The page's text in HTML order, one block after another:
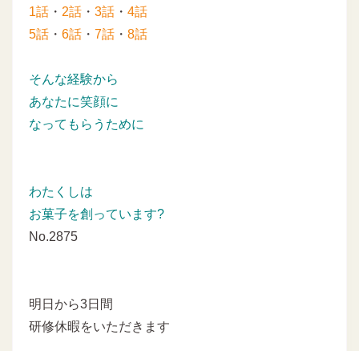
1話 ・ 2話 ・ 3話 ・ 4話
5話 ・ 6話 ・ 7話 ・ 8話
そんな経験から
あなたに笑顔に
なってもらうために
わたくしは
お菓子を創っています?
No.2875
明日から3日間
研修休暇をいただきます